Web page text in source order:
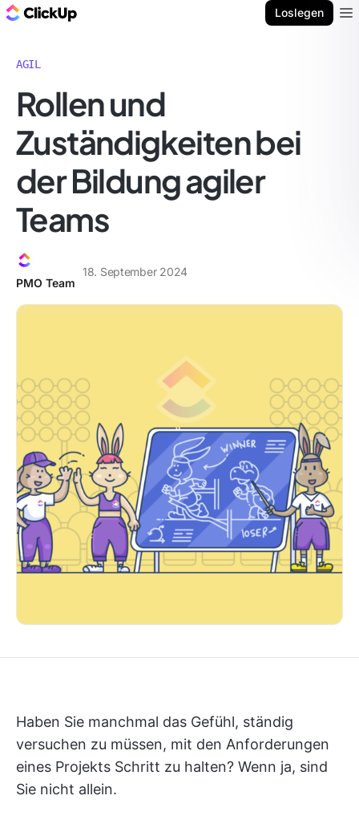
Loslegen
AGIL
Rollen und
Zuständigkeiten bei
der Bildung agiler
Teams
PMO Team
18. September 2024
Haben Sie manchmal das Gefühl, ständig
versuchen zu müssen, mit den Anforderungen
eines Projekts Schritt zu halten? Wenn ja, sind
Sie nicht allein.